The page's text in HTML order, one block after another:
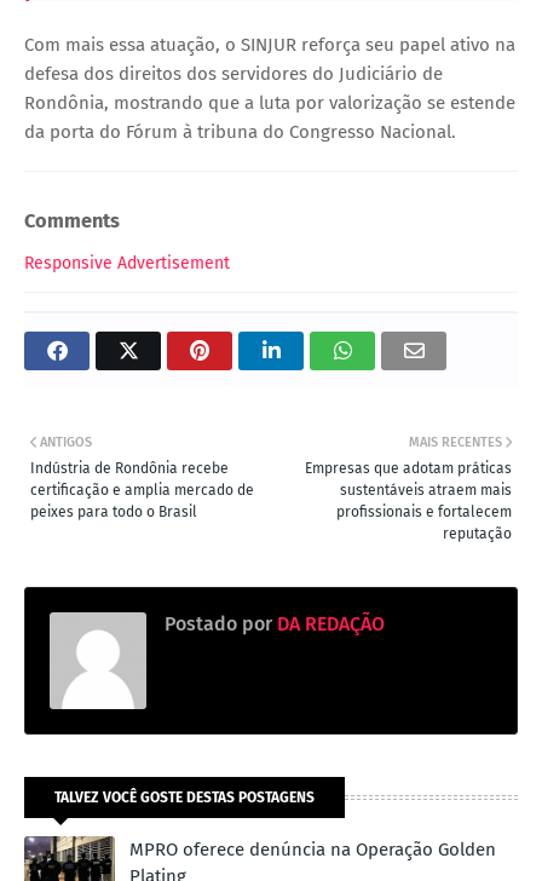
Com mais essa atuação, o SINJUR reforça seu papel ativo na
defesa dos direitos dos servidores do Judiciário de
Rondônia, mostrando que a luta por valorização se estende
da porta do Fórum à tribuna do Congresso Nacional.
Comments
Responsive Advertisement
MAIS RECENTES
Empresas que adotam práticas
sustentáveis atraem mais
profissionais e fortalecem
reputação
ANTIGOS
Indústria de Rondônia recebe
certificação e amplia mercado de
peixes para todo o Brasil
Postado por DA REDAÇÃO
TALVEZ VOCÊ GOSTE DESTAS POSTAGENS
MPRO oferece denúncia na Operação Golden
Plating